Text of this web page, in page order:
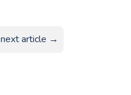
next article →